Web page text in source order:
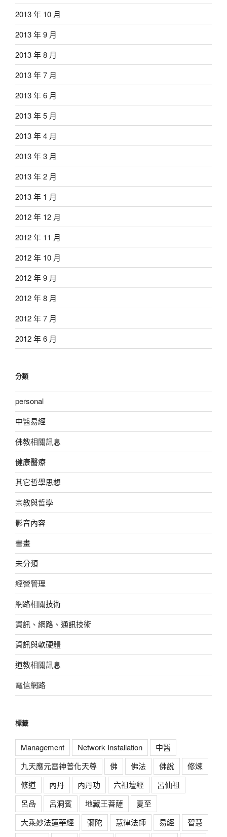
2013 年 10 月
2013 年 9 月
2013 年 8 月
2013 年 7 月
2013 年 6 月
2013 年 5 月
2013 年 4 月
2013 年 3 月
2013 年 2 月
2013 年 1 月
2012 年 12 月
2012 年 11 月
2012 年 10 月
2012 年 9 月
2012 年 8 月
2012 年 7 月
2012 年 6 月
分類
personal
中醫易經
佛教相關訊息
健康醫療
其它哲學思想
宗教與哲學
影音內容
書畫
未分類
經營管理
網路相關技術
資訊、網路、通訊技術
資訊與軟硬體
道教相關訊息
電信網路
標籤
Management Network Installation
中醫
九天應元雷神普化天尊
佛 佛法 佛說
修煉
修道
內丹 內丹功 六祖壇經
呂仙祖
呂喦
呂洞賓 地藏王菩薩
夏至
大乘妙法蓮華經
彌陀 慧律法師 易經
智慧